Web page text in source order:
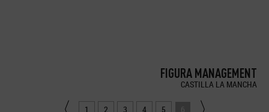
FIGURA MANAGEMENT
CASTILLA LA MANCHA
1 2 3 4 5 6